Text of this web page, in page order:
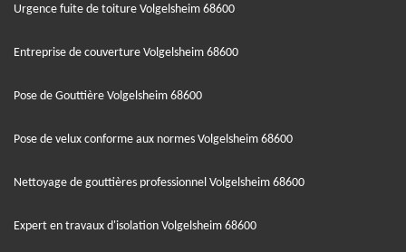
Urgence fuite de toiture Volgelsheim 68600
Entreprise de couverture Volgelsheim 68600
Pose de Gouttière Volgelsheim 68600
Pose de velux conforme aux normes Volgelsheim 68600
Nettoyage de gouttières professionnel Volgelsheim 68600
Expert en travaux d'isolation Volgelsheim 68600